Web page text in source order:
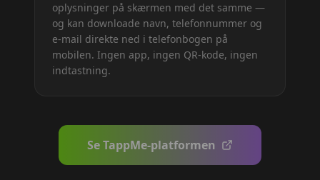
oplysninger på skærmen med det samme —
og kan downloade navn, telefonnummer og
e-mail direkte ned i telefonbogen på
mobilen. Ingen app, ingen QR-kode, ingen
indtastning.
Se TappMe-platformen